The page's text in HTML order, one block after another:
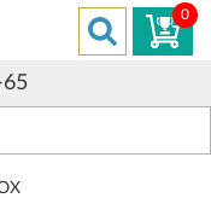
65
0